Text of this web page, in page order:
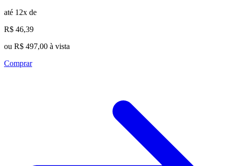
até 12x de
R$ 46,39
ou R$ 497,00 à vista
Comprar